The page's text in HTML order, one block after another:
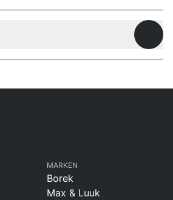
MARKEN
Borek
Max & Luuk